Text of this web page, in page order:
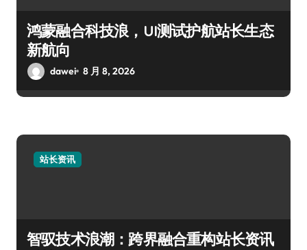
鸿蒙融合科技浪，UI测试护航站长生态
新航向
dawei 8 月 8, 2026
站长资讯
智驭技术浪潮：跨界融合重构站长资讯